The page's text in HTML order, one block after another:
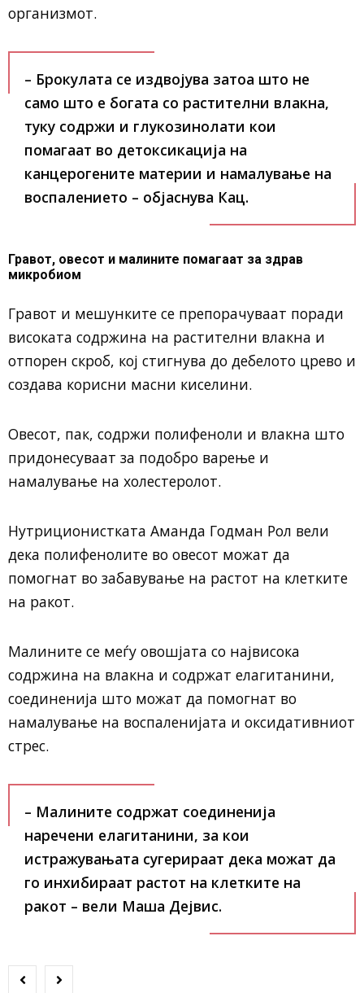
организмот.
– Брокулата се издвојува затоа што не
само што е богата со растителни влакна,
туку содржи и глукозинолати кои
помагаат во детоксикација на
канцерогените материи и намалување на
воспалението – објаснува Кац.
Гравот, овесот и малините помагаат за здрав
микробиом
Гравот и мешунките се препорачуваат поради
високата содржина на растителни влакна и
отпорен скроб, кој стигнува до дебелото црево и
создава корисни масни киселини.
Овесот, пак, содржи полифеноли и влакна што
придонесуваат за подобро варење и
намалување на холестеролот.
Нутриционистката Аманда Годман Рол вели
дека полифенолите во овесот можат да
помогнат во забавување на растот на клетките
на ракот.
Малините се меѓу овошјата со највисока
содржина на влакна и содржат елагитанини,
соединенија што можат да помогнат во
намалување на воспаленијата и оксидативниот
стрес.
– Малините содржат соединенија
наречени елагитанини, за кои
истражувањата сугерираат дека можат да
го инхибираат растот на клетките на
ракот – вели Маша Дејвис.